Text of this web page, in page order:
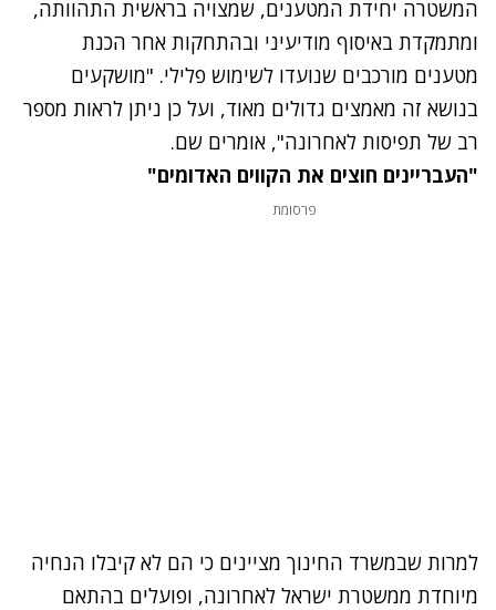
המשטרה יחידת המטענים, שמצויה בראשית התהוותה,
ומתמקדת באיסוף מודיעיני ובהתחקות אחר הכנת
מטענים מורכבים שנועדו לשימוש פלילי. "מושקעים
בנושא זה מאמצים גדולים מאוד, ועל כן ניתן לראות מספר
רב של תפיסות לאחרונה", אומרים שם.
"העבריינים חוצים את הקווים האדומים"
פרסומת
למרות שבמשרד החינוך מציינים כי הם לא קיבלו הנחיה
מיוחדת ממשטרת ישראל לאחרונה, ופועלים בהתאם